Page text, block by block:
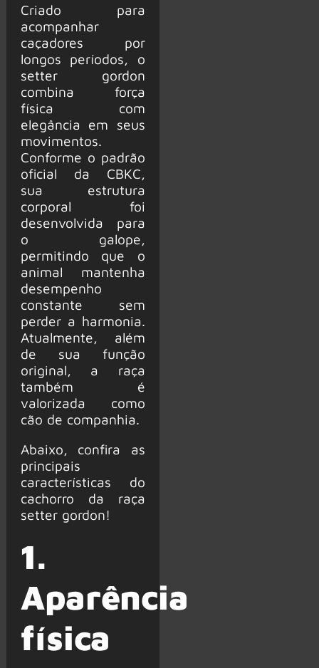
Criado para
acompanhar
caçadores por
longos períodos, o
setter gordon
combina força
física com
elegância em seus
movimentos.
Conforme o padrão
oficial da CBKC,
sua estrutura
corporal foi
desenvolvida para
o galope,
permitindo que o
animal mantenha
desempenho
constante sem
perder a harmonia.
Atualmente, além
de sua função
original, a raça
também é
valorizada como
cão de companhia.
Abaixo, confira as
principais
características do
cachorro da raça
setter gordon!
1.
Aparência
física